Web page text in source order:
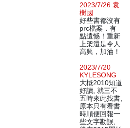
2023/7/26 袁
樹國
好些書都沒有
prc檔案，有
點遺憾！重新
上架還是令人
高興，加油！
2023/7/20
KYLESONG
大概2010知道
好讀, 就三不
五時來此找書,
原本只有看書
時順便回報一
些文字勘誤,